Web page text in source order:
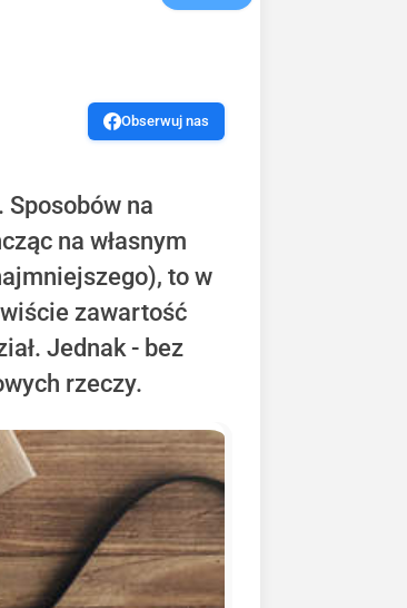
Obserwuj nas
Sposobów na
na własnym
to w
zawartość
Jednak - bez
rzeczy.